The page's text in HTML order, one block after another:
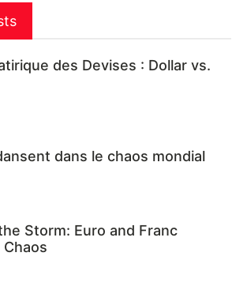
des Devises : Dollar vs.
dans le chaos mondial
Storm: Euro and Franc